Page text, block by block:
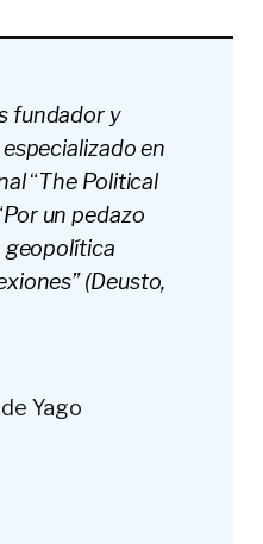
fundador y
en
“The Political
Por un pedazo
geopolítica
(Deusto,
Yago